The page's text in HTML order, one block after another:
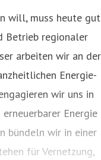
will, muss heute gut
Betrieb regionaler
arbeiten wir an der
Energie-
wir uns in
Energie
bündeln wir in einer
für Vernetzung,